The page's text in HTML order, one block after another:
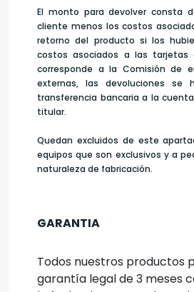
El monto para devolver consta
cliente menos los costos
retorno del producto si los
costos asociados a las tarjetas
corresponde a la Comisión de
externas, las devoluciones se
transferencia bancaria a la
titular.
Quedan excluidos de este
equipos que son exclusivos y a
naturaleza de fabricación.
GARANTIA
Todos nuestros productos
garantía legal de 3 meses